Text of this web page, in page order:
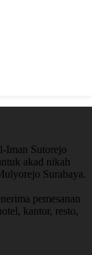
Iman Sutorejo
akad nikah
Surabaya.
pemesanan
kantor, resto,